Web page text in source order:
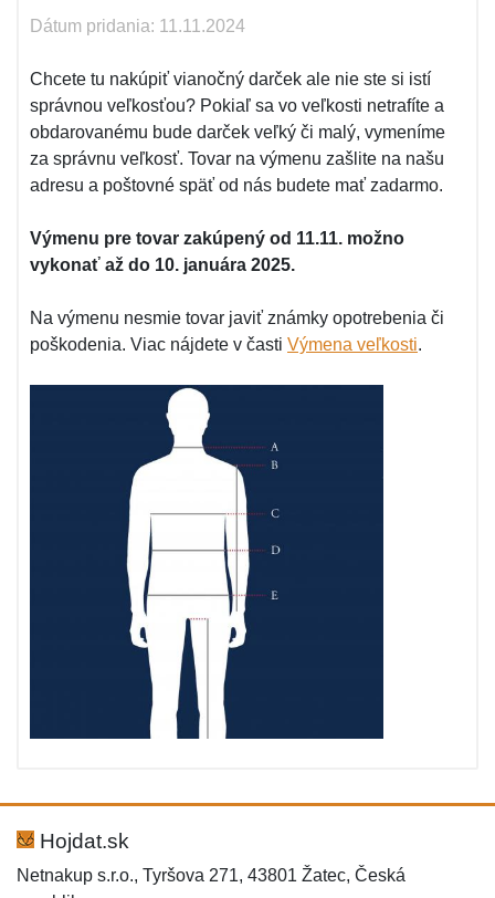
Dátum pridania: 11.11.2024
Chcete tu nakúpiť vianočný darček ale nie ste si istí
správnou veľkosťou? Pokiaľ sa vo veľkosti netrafíte a
obdarovanému bude darček veľký či malý, vymeníme
za správnu veľkosť. Tovar na výmenu zašlite na našu
adresu a poštovné späť od nás budete mať zadarmo.
Výmenu pre tovar zakúpený od 11.11. možno
vykonať až do 10. januára 2025.
Na výmenu nesmie tovar javiť známky opotrebenia či
poškodenia. Viac nájdete v časti Výmena veľkosti.
Hojdat.sk
Netnakup s.r.o., Tyršova 271, 43801 Žatec, Česká